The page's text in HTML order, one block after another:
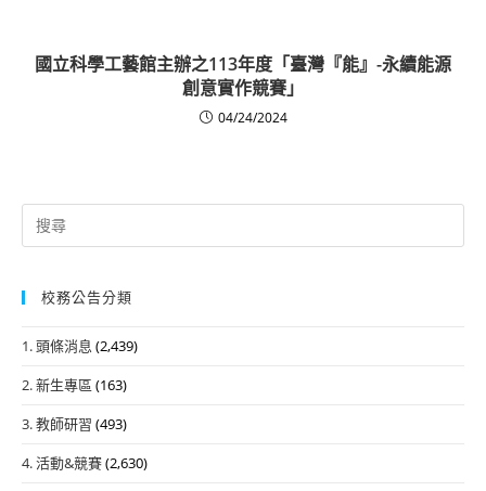
國立科學工藝館主辦之113年度「臺灣『能』-永續能源
創意實作競賽」
04/24/2024
Search
for:
校務公告分類
1. 頭條消息 (2,439)
2. 新生專區 (163)
3. 教師研習 (493)
4. 活動&競賽(2,630)